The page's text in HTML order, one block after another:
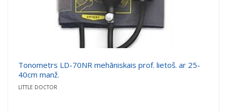
Tonometrs LD-70NR mehāniskais prof. lietoš. ar 25-
40cm manž.
LITTLE DOCTOR